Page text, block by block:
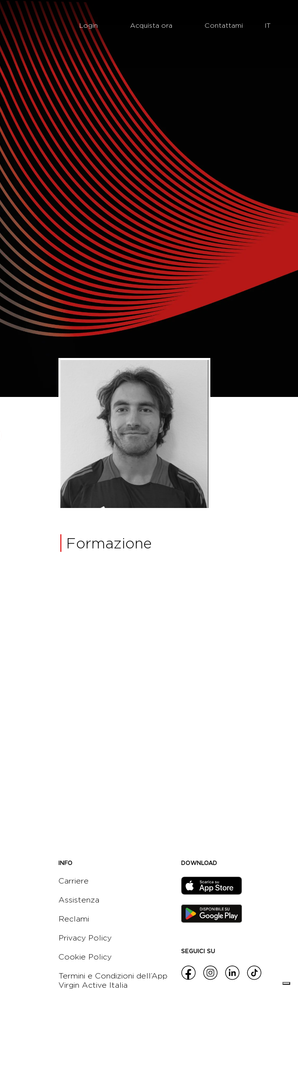
Login Acquista ora Contattami
Formazione
INFO
Carriere
Assistenza
Reclami
Privacy Policy
Cookie Policy
Termini e Condizioni dell’App
Virgin Active Italia
DOWNLOAD
SEGUICI SU